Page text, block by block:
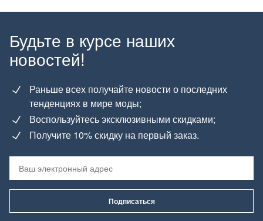
Будьте в курсе наших
новостей!
Раньше всех получайте новости о последних
тенденциях в мире моды;
Воспользуйтесь эксклюзивными скидками;
Получите 10% скидку на первый заказ.
Подписаться